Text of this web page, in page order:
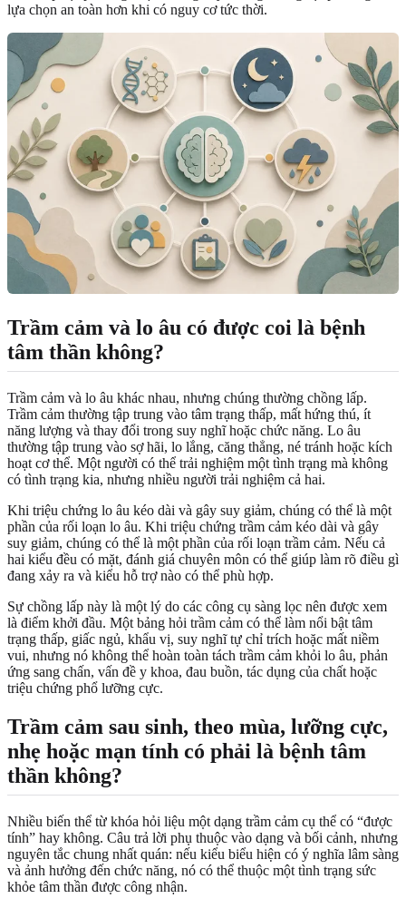
lựa chọn an toàn hơn khi có nguy cơ tức thời.
Trầm cảm và lo âu có được coi là bệnh
tâm thần không?
Trầm cảm và lo âu khác nhau, nhưng chúng thường chồng lấp.
Trầm cảm thường tập trung vào tâm trạng thấp, mất hứng thú, ít
năng lượng và thay đổi trong suy nghĩ hoặc chức năng. Lo âu
thường tập trung vào sợ hãi, lo lắng, căng thẳng, né tránh hoặc kích
hoạt cơ thể. Một người có thể trải nghiệm một tình trạng mà không
có tình trạng kia, nhưng nhiều người trải nghiệm cả hai.
Khi triệu chứng lo âu kéo dài và gây suy giảm, chúng có thể là một
phần của rối loạn lo âu. Khi triệu chứng trầm cảm kéo dài và gây
suy giảm, chúng có thể là một phần của rối loạn trầm cảm. Nếu cả
hai kiểu đều có mặt, đánh giá chuyên môn có thể giúp làm rõ điều gì
đang xảy ra và kiểu hỗ trợ nào có thể phù hợp.
Sự chồng lấp này là một lý do các công cụ sàng lọc nên được xem
là điểm khởi đầu. Một bảng hỏi trầm cảm có thể làm nổi bật tâm
trạng thấp, giấc ngủ, khẩu vị, suy nghĩ tự chỉ trích hoặc mất niềm
vui, nhưng nó không thể hoàn toàn tách trầm cảm khỏi lo âu, phản
ứng sang chấn, vấn đề y khoa, đau buồn, tác dụng của chất hoặc
triệu chứng phổ lưỡng cực.
Trầm cảm sau sinh, theo mùa, lưỡng cực,
nhẹ hoặc mạn tính có phải là bệnh tâm
thần không?
Nhiều biến thể từ khóa hỏi liệu một dạng trầm cảm cụ thể có “được
tính” hay không. Câu trả lời phụ thuộc vào dạng và bối cảnh, nhưng
nguyên tắc chung nhất quán: nếu kiểu biểu hiện có ý nghĩa lâm sàng
và ảnh hưởng đến chức năng, nó có thể thuộc một tình trạng sức
khỏe tâm thần được công nhận.